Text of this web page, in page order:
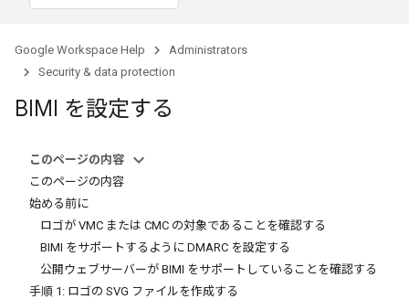
Google Workspace Help
Administrators
Security & data protection
BIMI を設定する
このページの内容
このページの内容
始める前に
ロゴが VMC または CMC の対象であることを確認する
BIMI をサポートするように DMARC を設定する
公開ウェブサーバーが BIMI をサポートしていることを確認する
手順 1: ロゴの SVG ファイルを作成する